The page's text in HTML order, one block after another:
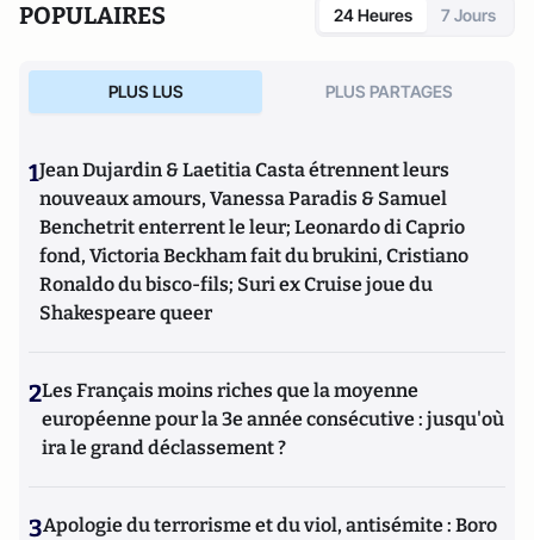
POPULAIRES 24 Heures 7 Jours
PLUS LUS PLUS PARTAGES
1Jean Dujardin & Laetitia Casta étrennent leurs
nouveaux amours, Vanessa Paradis & Samuel
Benchetrit enterrent le leur; Leonardo di Caprio
fond, Victoria Beckham fait du brukini, Cristiano
Ronaldo du bisco-fils; Suri ex Cruise joue du
Shakespeare queer
2Les Français moins riches que la moyenne
européenne pour la 3e année consécutive : jusqu'où
ira le grand déclassement ?
3Apologie du terrorisme et du viol, antisémite : Boro